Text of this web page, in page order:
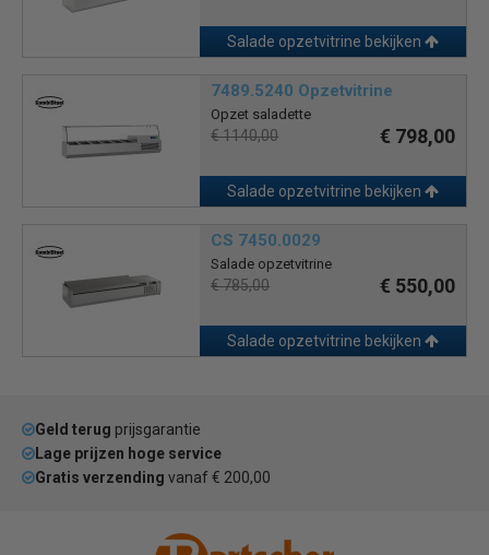
Salade opzetvitrine bekijken
7489.5240 Opzetvitrine
Opzet saladette
€ 1140,00 € 798,00
Salade opzetvitrine bekijken
CS 7450.0029
Salade opzetvitrine
€ 785,00 € 550,00
Salade opzetvitrine bekijken
Geld terug prijsgarantie
Lage prijzen hoge service
Gratis verzending vanaf € 200,00